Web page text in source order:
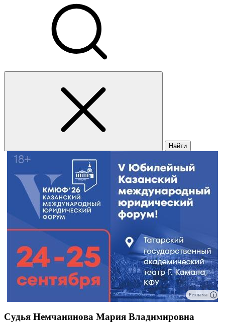
Найти
Реклама
Судья Немчанинова Мария Владимировна